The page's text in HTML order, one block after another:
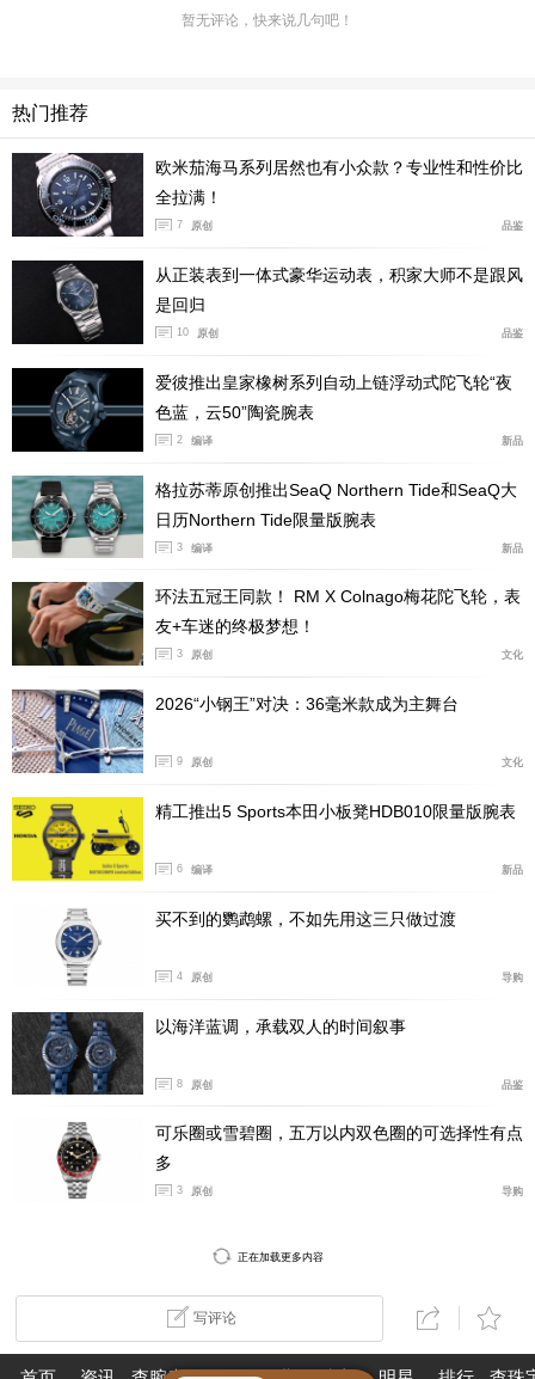
黄 18K 金固定式表圈，镶嵌 50 颗明亮式切割钻石（约 1.
克拉）
凸圆形黑色精密陶瓷非旋入式黄 18K 金表冠
黑色精密陶瓷表带，三重折叠式精钢表扣
搭载 Caliber 12.1 机芯：自制自动上链机械机芯，配备电
镀处理金色
摆陀，经过 COSC* 认证
动力储存：约 70 小时
功能：小时，分钟，秒，日期显示
防水深度：50 米
直径：38 毫米
钻石：62 颗明亮式切割钻石（约 1.60 克拉）
克拉数及材质仅作标示，请以实物为准。
* 瑞士官方天文台表检定局
J12 CALIBER 12.1 WATCH
白色精密陶瓷和黄 18K 金表壳
暂无评论，快来说几句吧！
热门推荐
欧米茄海马系列居然也有小众款？专业性和性价比
全拉满！
7 原创 品鉴
从正装表到一体式豪华运动表，积家大师不是跟风
是回归
10 原创 品鉴
爱彼推出皇家橡树系列自动上链浮动式陀飞轮“夜
色蓝，云50”陶瓷腕表
2 编译 新品
格拉苏蒂原创推出SeaQ Northern Tide和SeaQ大
日历Northern Tide限量版腕表
3 编译 新品
环法五冠王同款！ RM X Colnago梅花陀飞轮，表
友+车迷的终极梦想！
3 原创 文化
2026“小钢王”对决：36毫米款成为主舞台
9 原创 文化
精工推出5 Sports本田小板凳HDB010限量版腕表
6 编译 新品
买不到的鹦鹉螺，不如先用这三只做过渡
4 原创 导购
以海洋蓝调，承载双人的时间叙事
8 原创 品鉴
可乐圈或雪碧圈，五万以内双色圈的可选择性有点
多
3 原创 导购
正在加载更多内容
写评论